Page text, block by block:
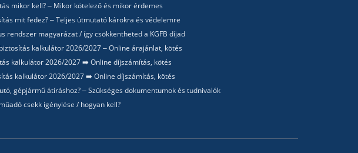
mikor kell? – Mikor kötelező és mikor érdemes
mit fedez? – Teljes útmutató károkra és védelemre
rendszer magyarázat / így csökkentheted a KGFB díjad
kalkulátor 2026/2027 – Online árajánlat, kötés
kalkulátor 2026/2027 ➡️ Online díjszámítás, kötés
kalkulátor 2026/2027 ➡️ Online díjszámítás, kötés
gépjármű átíráshoz? – Szükséges dokumentumok és tudnivalók
csekk igénylése / hogyan kell?